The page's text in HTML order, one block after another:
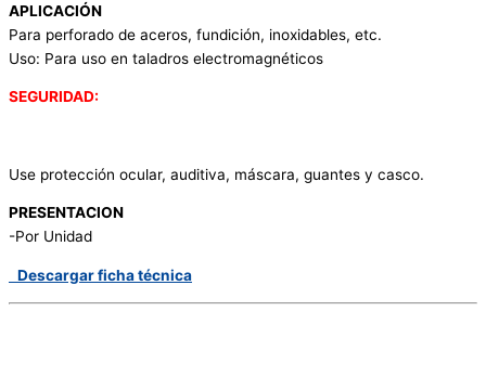
APLICACIÓN
Para perforado de aceros, fundición, inoxidables, etc.
Uso: Para uso en taladros electromagnéticos
SEGURIDAD:
Use protección ocular, auditiva, máscara, guantes y casco.
PRESENTACION
-Por Unidad
Descargar ficha técnica